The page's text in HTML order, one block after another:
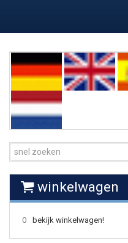
winkelwagen
0 bekijk winkelwagen!